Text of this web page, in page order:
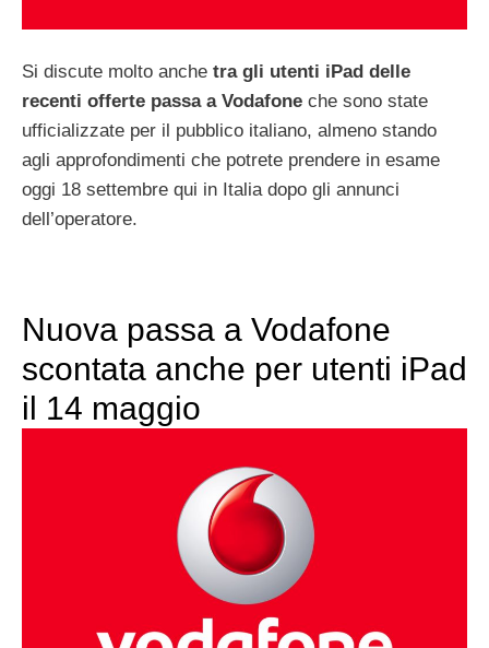
Si discute molto anche tra gli utenti iPad delle
recenti offerte passa a Vodafone che sono state
ufficializzate per il pubblico italiano, almeno stando
agli approfondimenti che potrete prendere in esame
oggi 18 settembre qui in Italia dopo gli annunci
dell’operatore.
Nuova passa a Vodafone
scontata anche per utenti iPad
il 14 maggio